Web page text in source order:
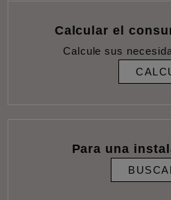
Calcular el
Calcule sus
Para una